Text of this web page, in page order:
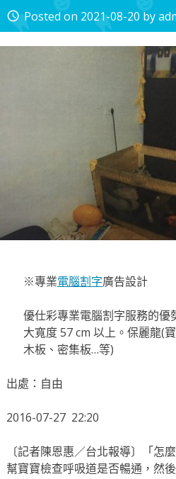
access_time Posted on 2021-08-20 by
※專業電腦割字廣告設計
優仕彩專業電腦割字服務的
大寬度 57 cm 以上。保麗龍(
木板、密集板…等)
出處：自由
2016-07-27 22:20
〔記者陳恩惠／台北報導〕「
幫寶寶檢查呼吸道是否暢通，然